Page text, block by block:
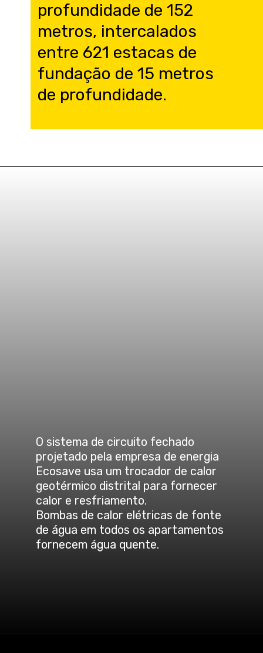
profundidade de 152
metros, intercalados
entre 621 estacas de
fundação de 15 metros
de profundidade.
O sistema de circuito fechado
projetado pela empresa de energia
Ecosave usa um trocador de calor
geotérmico distrital para fornecer
calor e resfriamento.
Bombas de calor elétricas de fonte
de água em todos os apartamentos
fornecem água quente.